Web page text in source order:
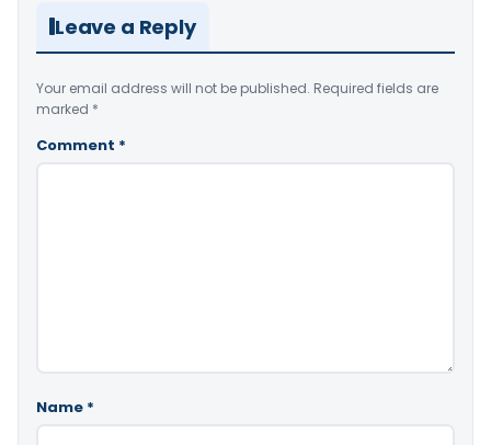
Leave a Reply
Your email address will not be published. Required fields are
marked *
Comment *
Name *